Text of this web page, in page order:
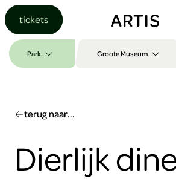
Ga naar
Ga
naar
zoeken
Park Groote Museum
tickets
terug naar...
Dierlijk